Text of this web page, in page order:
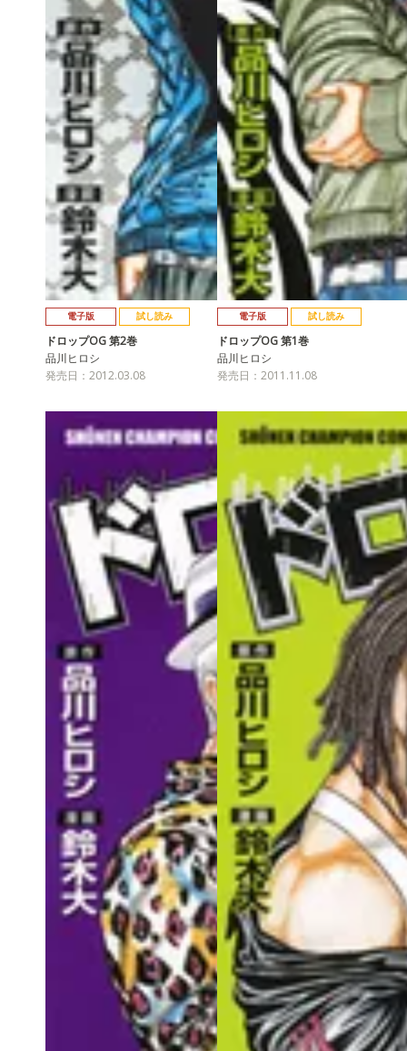
電子版 試し読み
ドロップOG 第2巻
品川ヒロシ
発売日：2012.03.08
電子版 試し読み
ドロップOG 第1巻
品川ヒロシ
発売日：2011.11.08